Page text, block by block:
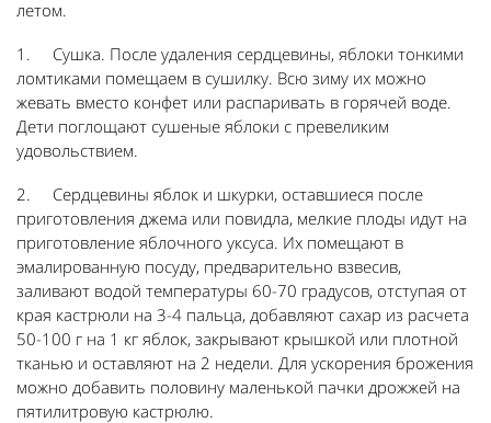
летом.
1. Сушка. После удаления сердцевины, яблоки тонкими
ломтиками помещаем в сушилку. Всю зиму их можно
жевать вместо конфет или распаривать в горячей воде.
Дети поглощают сушеные яблоки с превеликим
удовольствием.
2. Сердцевины яблок и шкурки, оставшиеся после
приготовления джема или повидла, мелкие плоды идут на
приготовление яблочного уксуса. Их помещают в
эмалированную посуду, предварительно взвесив,
заливают водой температуры 60-70 градусов, отступая от
края кастрюли на 3-4 пальца, добавляют сахар из расчета
50-100 г на 1 кг яблок, закрывают крышкой или плотной
тканью и оставляют на 2 недели. Для ускорения брожения
можно добавить половину маленькой пачки дрожжей на
пятилитровую кастрюлю.